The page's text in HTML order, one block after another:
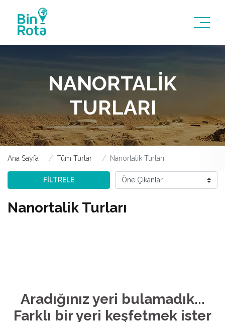
NANORTALIK
TURLARI
Ana Sayfa Tüm Turlar Nanortalik Turları
FİLTRELE
Nanortalik Turları
Aradığınız yeri bulamadık...
Farklı bir yeri keşfetmek ister